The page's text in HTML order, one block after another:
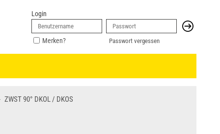
Login
Merken? Passwort vergessen
ZWST 90° DKOL / DKOS